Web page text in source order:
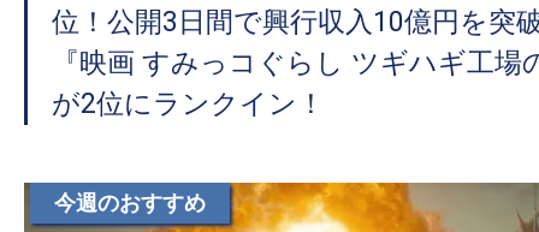
位！公開3日間で興行収入10億円を突
『映画 すみっコぐらし ツギハギ工場
が2位にランクイン！
今週のおすすめ